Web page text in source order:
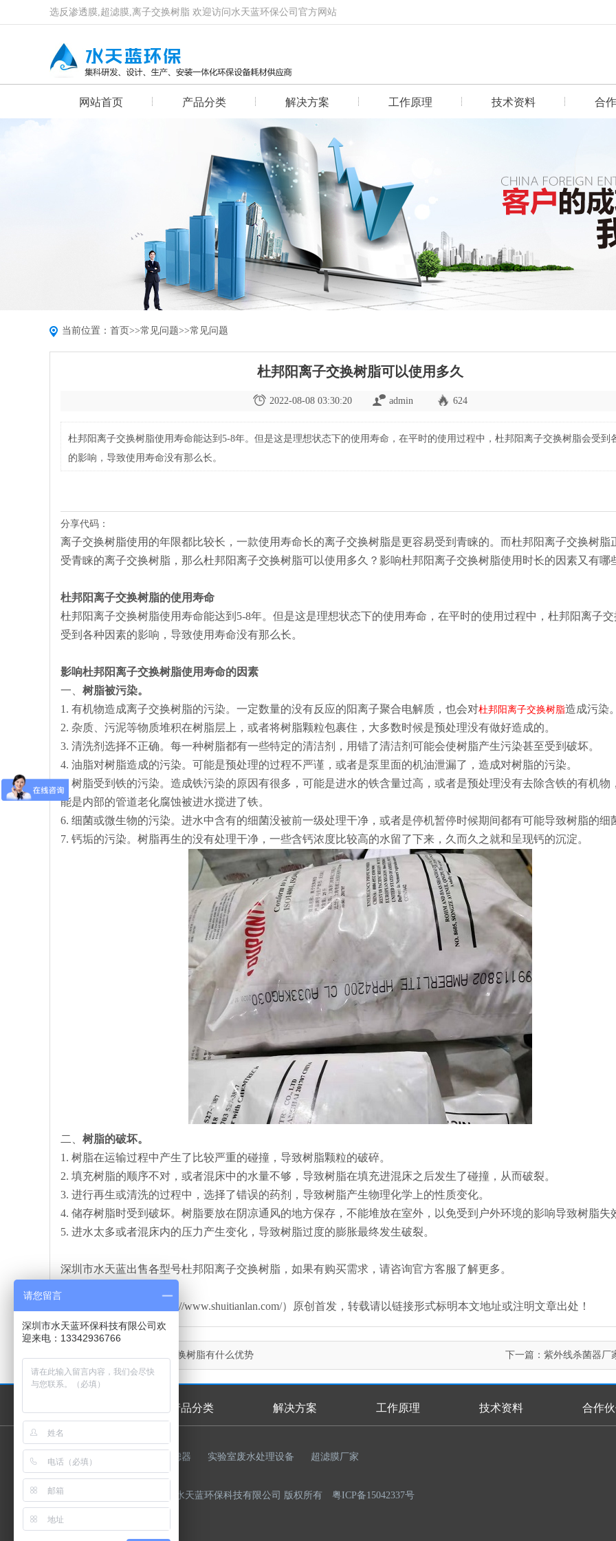
选反渗透膜,超滤膜,离子交换树脂 欢迎访问水天蓝环保公司官方网站
网站首页 产品分类 解决方案 工作原理 技术资料 合
当前位置： 首页>>常见问题>>常见问题
杜邦阳离子交换树脂可以使用多久
2022-08-08 03:30:20 admin 624
杜邦阳离子交换树脂使用寿命能达到5-8年。但是这是理想状态下的使用寿命，在平时的使用过程中，杜邦阳离子交换树脂会受到
的影响，导致使用寿命没有那么长。
分享代码：
离子交换树脂使用的年限都比较长，一款使用寿命长的离子交换树脂是更容易受到青睐的。而杜邦阳离子交换树脂
受青睐的离子交换树脂，那么杜邦阳离子交换树脂可以使用多久？影响杜邦阳离子交换树脂使用时长的因素又有哪
杜邦阳离子交换树脂的使用寿命
杜邦阳离子交换树脂使用寿命能达到5-8年。但是这是理想状态下的使用寿命，在平时的使用过程中，杜邦阳离子
受到各种因素的影响，导致使用寿命没有那么长。
影响杜邦阳离子交换树脂使用寿命的因素
一、 树脂被污染。
1. 有机物造成离子交换树脂的污染。一定数量的没有反应的阳离子聚合电解质，也会对杜邦阳离子交换树脂造成污染
2. 杂质、污泥等物质堆积在树脂层上，或者将树脂颗粒包裹住，大多数时候是预处理没有做好造成的。
3. 清洗剂选择不正确。每一种树脂都有一些特定的清洁剂，用错了清洁剂可能会使树脂产生污染甚至受到破坏。
4. 油脂对树脂造成的污染。可能是预处理的过程不严谨，或者是泵里面的机油泄漏了，造成对树脂的污染。
5. 树脂受到铁的污染。造成铁污染的原因有很多，可能是进水的铁含量过高，或者是预处理没有去除含铁的有机物
能是内部的管道老化腐蚀被进水搅进了铁。
6. 细菌或微生物的污染。进水中含有的细菌没被前一级处理干净，或者是停机暂停时候期间都有可能导致树脂的细
7. 钙垢的污染。树脂再生的没有处理干净，一些含钙浓度比较高的水留了下来，久而久之就和呈现钙的沉淀。
二、 树脂的破坏。
1. 树脂在运输过程中产生了比较严重的碰撞，导致树脂颗粒的破碎。
2. 填充树脂的顺序不对，或者混床中的水量不够，导致树脂在填充进混床之后发生了碰撞，从而破裂。
3. 进行再生或清洗的过程中，选择了错误的药剂，导致树脂产生物理化学上的性质变化。
4. 储存树脂时受到破坏。树脂要放在阴凉通风的地方保存，不能堆放在室外，以免受到户外环境的影响导致树脂失
5. 进水太多或者混床内的压力产生变化，导致树脂过度的膨胀最终发生破裂。
深圳市水天蓝出售各型号杜邦阳离子交换树脂，如果有购买需求，请咨询官方客服了解更多。
本文由水天蓝环保（http://www.shuitianlan.com/）原创首发，转载请以链接形式标明本文地址或注明文章出处！
杜邦阴阳离子交换树脂有什么优势 下一篇： 紫外线杀菌器厂
产品分类 解决方案 工作原理 技术资料 合作
首页幻灯
友情链接： 过滤器 实验室废水处理设备 超滤膜厂家
Copyright © 2015-2023 深圳市水天蓝环保科技有限公司 版权所有 粤ICP备15042337号
请您留言
深圳市水天蓝环保科技有限公司欢
迎来电：13342936766